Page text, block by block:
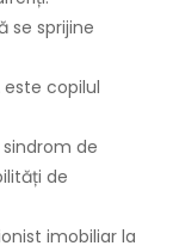
se sprijine
copilul
de
de
imobiliar la